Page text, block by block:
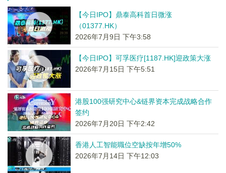
【今日IPO】鼎泰高科首日微涨
（01377.HK）
2026年7月9日 下午3:58
【今日IPO】可孚医疗[1187.HK]迎政策大涨
2026年7月15日 下午5:51
港股100强研究中心&链界资本完成战略合作
签约
2026年7月20日 下午2:42
香港人工智能職位空缺按年增50%
2026年7月14日 下午12:03